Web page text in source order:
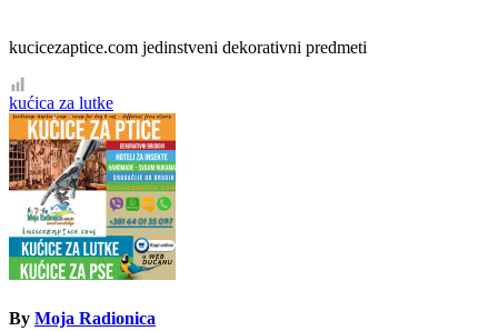
kucicezaptice.com jedinstveni dekorativni predmeti
Кретање
чланка
kućica za lutke
By Moja Radionica